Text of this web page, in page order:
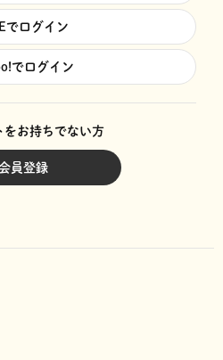
でログイン
でログイン
をお持ちでない方
員登録